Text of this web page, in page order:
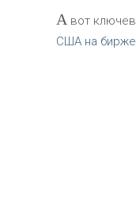
Авот
США на бирже